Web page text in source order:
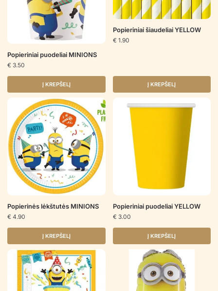
Popieriniai puodeliai MINIONS
€ 3.50
Į KREPŠELĮ
Popieriniai šiaudeliai YELLOW
€ 1.90
Į KREPŠELĮ
Popierinės lėkštutės MINIONS
€ 4.90
Į KREPŠELĮ
Popieriniai puodeliai YELLOW
€ 3.00
Į KREPŠELĮ